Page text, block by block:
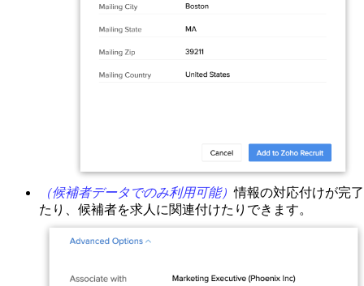
（候補者データでのみ利用可能）情報の対応付けが完
たり、候補者を求人に関連付けたりできます。